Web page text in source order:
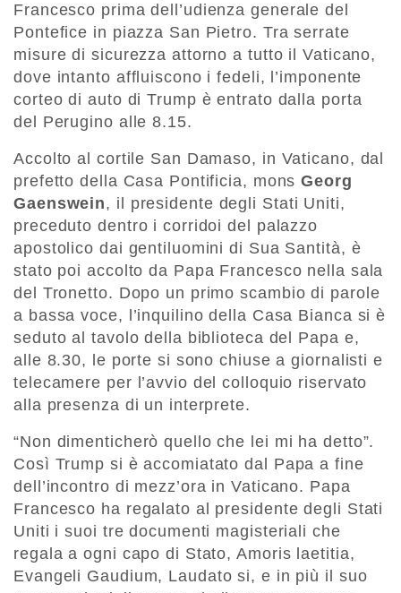
Francesco prima dell’udienza generale del
Pontefice in piazza San Pietro. Tra serrate
misure di sicurezza attorno a tutto il Vaticano,
dove intanto affluiscono i fedeli, l’imponente
corteo di auto di Trump è entrato dalla porta
del Perugino alle 8.15.
Accolto al cortile San Damaso, in Vaticano, dal
prefetto della Casa Pontificia, monsGeorg
Gaenswein, il presidente degli Stati Uniti,
preceduto dentro i corridoi del palazzo
apostolico dai gentiluomini di Sua Santità, è
stato poi accolto da Papa Francesco nella sala
del Tronetto. Dopo un primo scambio di parole
a bassa voce, l’inquilino della Casa Bianca si è
seduto al tavolo della biblioteca del Papa e,
alle 8.30, le porte si sono chiuse a giornalisti e
telecamere per l’avvio del colloquio riservato
alla presenza di un interprete.
“Non dimenticherò quello che lei mi ha detto”.
Così Trump si è accomiatato dal Papa a fine
dell’incontro di mezz’ora in Vaticano. Papa
Francesco ha regalato al presidente degli Stati
Uniti i suoi tre documenti magisteriali che
regala a ogni capo di Stato, Amoris laetitia,
Evangeli Gaudium, Laudato si, e in più il suo